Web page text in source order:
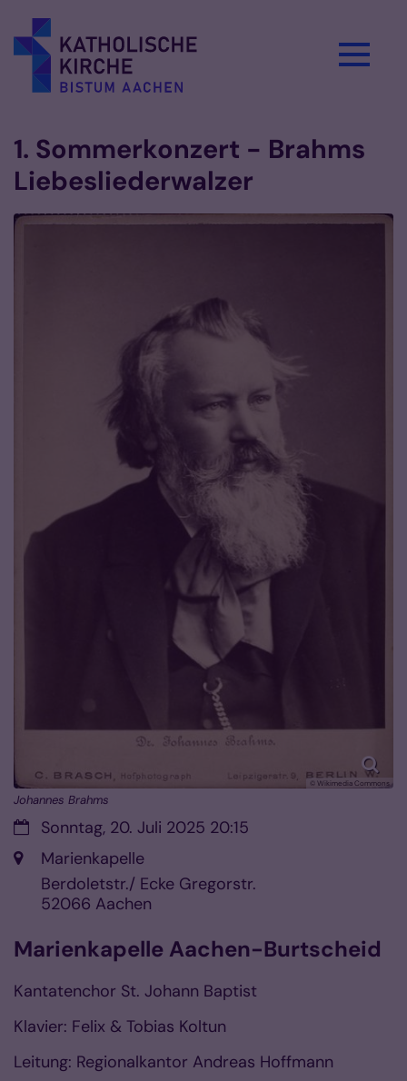
1. Sommerkonzert - Brahms
Liebesliederwalzer
© Wikimedia Commons
Johannes Brahms
Datum:Sonntag, 20. Juli 2025 20:15
Ort: Marienkapelle
Berdoletstr./ Ecke Gregorstr.
52066 Aachen
Marienkapelle Aachen-Burtscheid
Kantatenchor St. Johann Baptist
Klavier: Felix & Tobias Koltun
Leitung: Regionalkantor Andreas Hoffmann